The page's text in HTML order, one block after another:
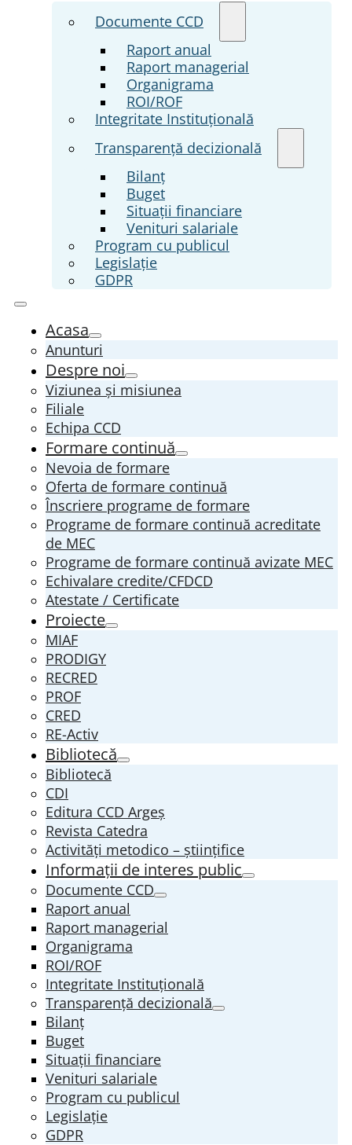
Documente CCD
Raport anual
Raport managerial
Organigrama
ROI/ROF
Integritate Instituțională
Transparenţă decizională
Bilanț
Buget
Situații financiare
Venituri salariale
Program cu publicul
Legislație
GDPR
Acasa
Anunturi
Despre noi
Viziunea și misiunea
Filiale
Echipa CCD
Formare continuă
Nevoia de formare
Oferta de formare continuă
Înscriere programe de formare
Programe de formare continuă acreditate
de MEC
Programe de formare continuă avizate MEC
Echivalare credite/CFDCD
Atestate / Certificate
Proiecte
MIAF
PRODIGY
RECRED
PROF
CRED
RE-Activ
Bibliotecă
Bibliotecă
CDI
Editura CCD Argeş
Revista Catedra
Activități metodico – științifice
Informații de interes public
Documente CCD
Raport anual
Raport managerial
Organigrama
ROI/ROF
Integritate Instituțională
Transparenţă decizională
Bilanț
Buget
Situații financiare
Venituri salariale
Program cu publicul
Legislație
GDPR